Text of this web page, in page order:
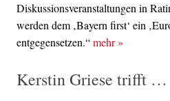
Diskussionsveranstaltungen in
werden dem ‚Bayern first‘ ein
entgegensetzen.“mehr»
Kerstin Griese trifft …